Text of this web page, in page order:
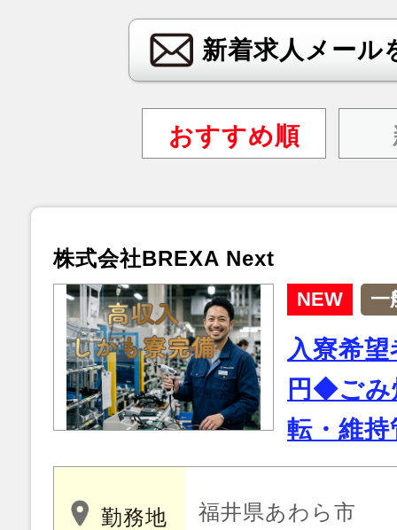
新着求人メール
おすすめ順
株式会社BREXA Next
NEW 一
入寮希
円◆ごみ
転・維
勤務地 福井県あわら市